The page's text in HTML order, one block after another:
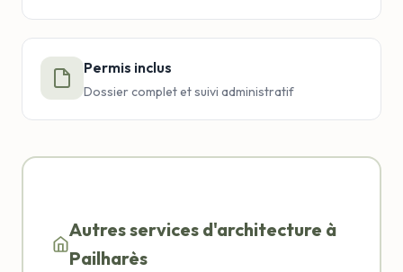
Permis inclus
Dossier complet et suivi administratif
Autres services d'architecture à
Pailharès